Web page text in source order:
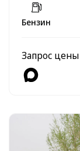
Бензин
Запрос цены